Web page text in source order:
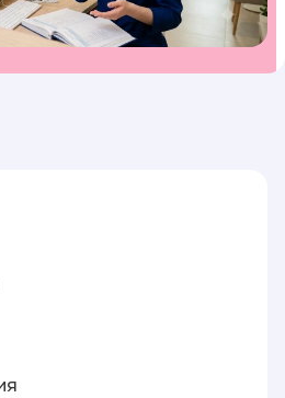
(ЭВЛК)